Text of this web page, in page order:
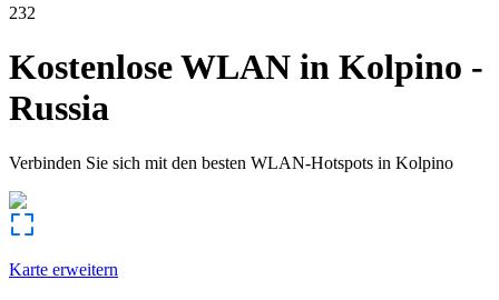
232
Kostenlose WLAN in Kolpino -
Russia
Verbinden Sie sich mit den besten WLAN-Hotspots in Kolpino
Karte erweitern